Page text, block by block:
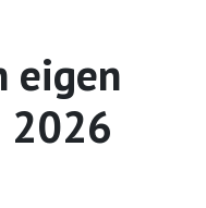
eigen
2026